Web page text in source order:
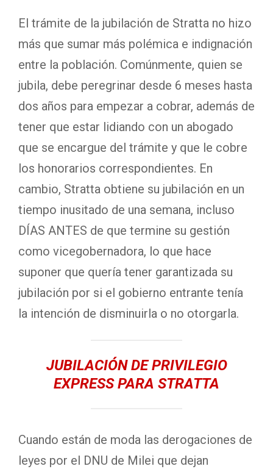
El trámite de la jubilación de Stratta no hizo
más que sumar más polémica e indignación
entre la población. Comúnmente, quien se
jubila, debe peregrinar desde 6 meses hasta
dos años para empezar a cobrar, además de
tener que estar lidiando con un abogado
que se encargue del trámite y que le cobre
los honorarios correspondientes. En
cambio, Stratta obtiene su jubilación en un
tiempo inusitado de una semana, incluso
DÍAS ANTES de que termine su gestión
como vicegobernadora, lo que hace
suponer que quería tener garantizada su
jubilación por si el gobierno entrante tenía
la intención de disminuirla o no otorgarla.
JUBILACIÓN DE PRIVILEGIO
EXPRESS PARA STRATTA
Cuando están de moda las derogaciones de
leyes por el DNU de Milei que dejan